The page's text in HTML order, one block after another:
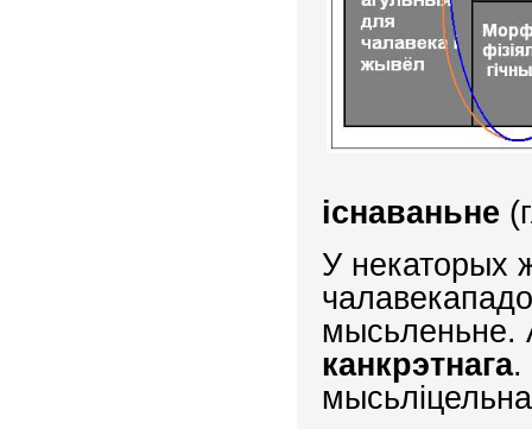
існаваньне
У некаторых
мысьленьне.
канкрэтнага.